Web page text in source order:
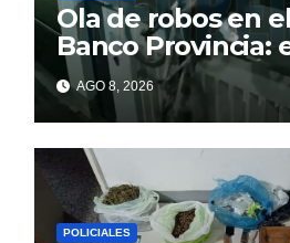
Ola de robos en
Banco Provincia:
paredes en la
responde
AGO 8, 2026
POLICIALES